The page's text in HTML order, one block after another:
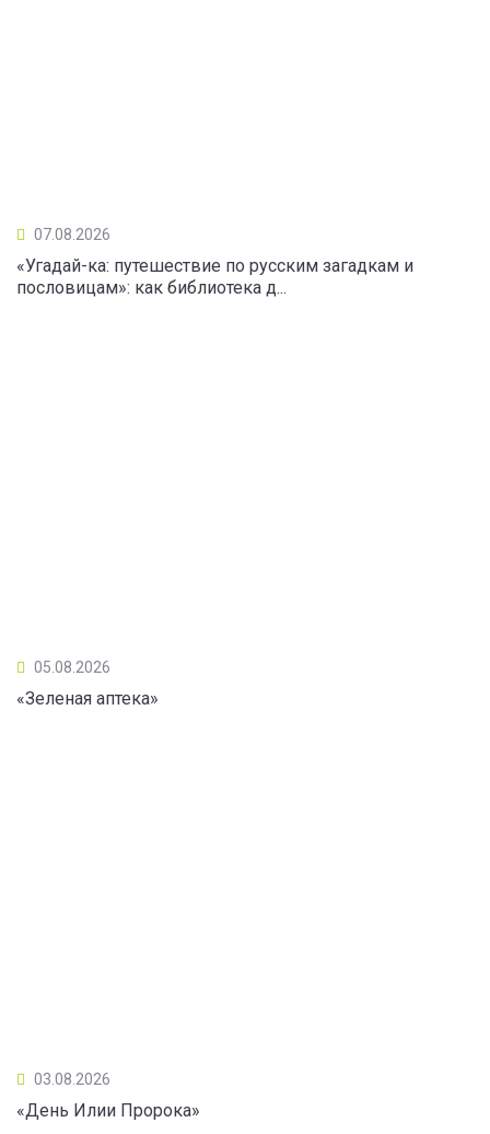
07.08.2026
«Угадай-ка: путешествие по русским загадкам и
пословицам»: как библиотека д...
05.08.2026
«Зеленая аптека»
03.08.2026
«День Илии Пророка»